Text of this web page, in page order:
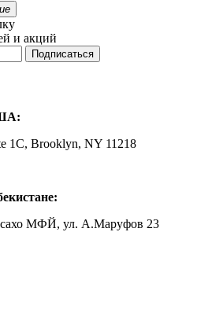
и акций
1C, Brooklyn, NY 11218
МФЙ, ул. А.Маруфов 23